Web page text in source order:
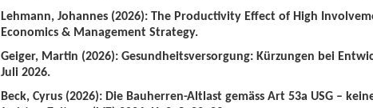
Lehmann, Johannes (2026): The Productivity Effect of High
Economics & Management Strategy.
Geiger, Martin (2026): Gesundheitsversorgung: Kürzungen bei
Juli 2026.
Beck, Cyrus (2026): Die Bauherren-Altlast gemäss Art 53a USG –